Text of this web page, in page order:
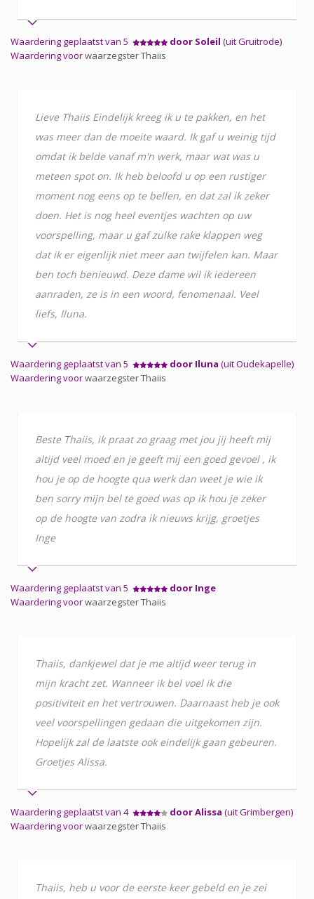
Waardering geplaatst van 5 door Soleil (uit Gruitrode)
Waardering voorwaarzegster Thaiis
Lieve Thaiis Eindelijk kreeg ik u te pakken, en het
was meer dan de moeite waard. Ik gaf u weinig tijd
omdat ik belde vanaf m'n werk, maar wat was u
meteen spot on. Ik heb beloofd u op een rustiger
moment nog eens op te bellen, en dat zal ik zeker
doen. Het is nog heel eventjes wachten op uw
voorspelling, maar u gaf zulke rake klappen weg
dat ik er eigenlijk niet meer aan twijfelen kan. Maar
ben toch benieuwd. Deze dame wil ik iedereen
aanraden, ze is in een woord, fenomenaal. Veel
liefs, Iluna.
Waardering geplaatst van 5 door Iluna (uit Oudekapelle)
Waardering voorwaarzegster Thaiis
Beste Thaiis, ik praat zo graag met jou jij heeft mij
altijd veel moed en je geeft mij een goed gevoel , ik
hou je op de hoogte qua werk dan weet je wie ik
ben sorry mijn bel te goed was op ik hou je zeker
op de hoogte van zodra ik nieuws krijg, groetjes
Inge
Waardering geplaatst van 5
door Inge
Waardering voorwaarzegster Thaiis
Thaiis, dankjewel dat je me altijd weer terug in
mijn kracht zet. Wanneer ik bel voel ik die
positiviteit en het vertrouwen. Daarnaast heb je ook
veel voorspellingen gedaan die uitgekomen zijn.
Hopelijk zal de laatste ook eindelijk gaan gebeuren.
Groetjes Alissa.
Waardering geplaatst van 4 door Alissa (uit Grimbergen)
Waardering voorwaarzegster Thaiis
Thaiis, heb u voor de eerste keer gebeld en je zei